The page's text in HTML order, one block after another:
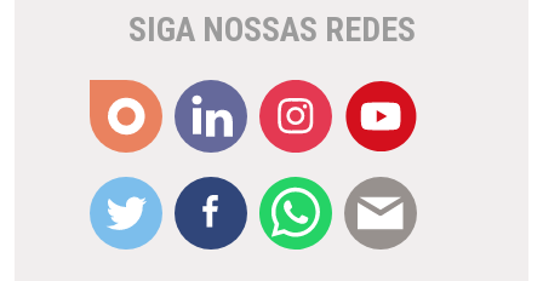
SIGA NOSSAS REDES